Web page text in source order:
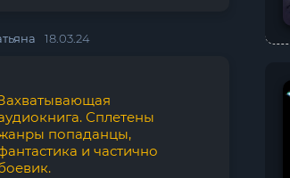
18.03.24
Сплетены
попаданцы,
и частично